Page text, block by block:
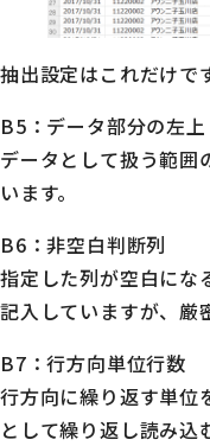
抽出設定はこれだけで
B5：データ部分の左上
データとして扱う範囲
います。
B6：非空白判断列
指定した列が空白にな
記入していますが、厳
B7：行方向単位行数
行方向に繰り返す単位
として繰り返し読み込